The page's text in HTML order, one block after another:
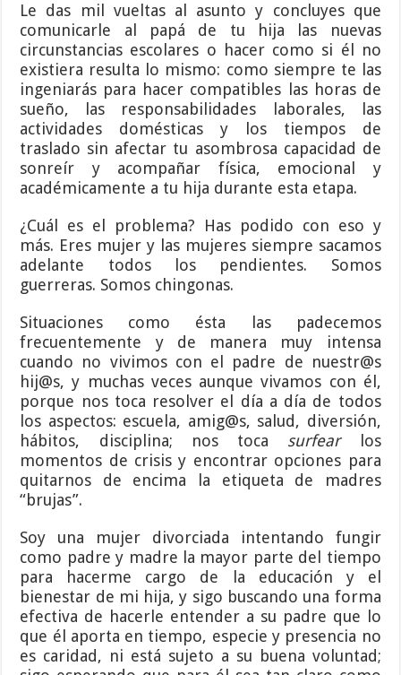
Le das mil vueltas al asunto y concluyes que
comunicarle al papá de tu hija las nuevas
circunstancias escolares o hacer como si él no
existiera resulta lo mismo: como siempre te las
ingeniarás para hacer compatibles las horas de
sueño, las responsabilidades laborales, las
actividades domésticas y los tiempos de
traslado sin afectar tu asombrosa capacidad de
sonreír y acompañar física, emocional y
académicamente a tu hija durante esta etapa.
¿Cuál es el problema? Has podido con eso y
más. Eres mujer y las mujeres siempre sacamos
adelante todos los pendientes. Somos
guerreras. Somos chingonas.
Situaciones como ésta las padecemos
frecuentemente y de manera muy intensa
cuando no vivimos con el padre de nuestr@s
hij@s, y muchas veces aunque vivamos con él,
porque nos toca resolver el día a día de todos
los aspectos: escuela, amig@s, salud, diversión,
hábitos, disciplina; nos toca surfearlos
momentos de crisis y encontrar opciones para
quitarnos de encima la etiqueta de madres
“brujas”.
Soy una mujer divorciada intentando fungir
como padre y madre la mayor parte del tiempo
para hacerme cargo de la educación y el
bienestar de mi hija, y sigo buscando una forma
efectiva de hacerle entender a su padre que lo
que él aporta en tiempo, especie y presencia no
es caridad, ni está sujeto a su buena voluntad;